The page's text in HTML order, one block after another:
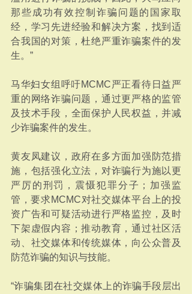
那些成功有效控制诈骗问题的国家取
经，学习先进经验和解决方案，找到适
合我国的对策，杜绝严重诈骗案件的发
生。”
马华妇女组呼吁MCMC严正看待日益严
重的网络诈骗问题，通过更严格的监管
及技术手段，全面保护人民权益，并减
少诈骗案件的发生。
黄友凤建议，政府在多方面加强防范措
施，包括强化立法，对诈骗行为施以更
严厉的刑罚，震慑犯罪分子；加强监
管，要求MCMC对社交媒体平台上的投
资广告和可疑活动进行严格监控，及时
下架虚假内容；推动教育，通过社区活
动、社交媒体和传统媒体，向公众普及
防范诈骗的知识与技能。
“诈骗集团在社交媒体上的诈骗手段层出